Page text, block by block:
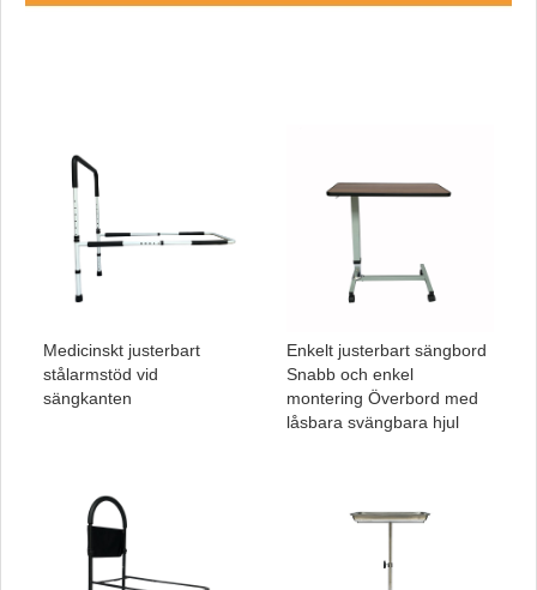
Medicinskt justerbart
stålarmstöd vid
sängkanten
Enkelt justerbart sängbord
Snabb och enkel
montering Överbord med
låsbara svängbara hjul